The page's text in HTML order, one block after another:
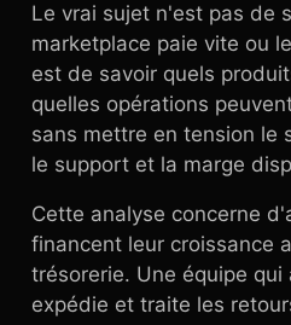
Le vrai sujet n'est pas de
marketplace paie vite ou
est de savoir quels
quelles opérations
sans mettre en tension le
le support et la marge
Cette analyse concerne
financent leur croissance
trésorerie. Une équipe qui
expédie et traite les